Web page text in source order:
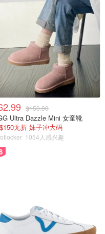
将近80%到现在的60%
那么好，曾经兴旺过，始
$150.00
Ultra Dazzle Mini 女童靴
无折 妹子冲大码
1054人感兴趣